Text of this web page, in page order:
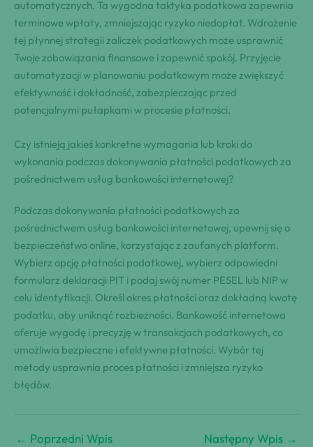
automatycznych. Ta wygodna taktyka podatkowa zapewnia
terminowe wpłaty, zmniejszając ryzyko niedopłat. Wdrożenie
tej płynnej strategii zaliczek podatkowych może usprawnić
Twoje zobowiązania finansowe i zapewnić spokój. Przyjęcie
automatyzacji w planowaniu podatkowym może zwiększyć
efektywność i dokładność, zabezpieczając przed
potencjalnymi pułapkami w procesie płatności.
Czy istnieją jakieś konkretne wymagania lub kroki do
wykonania podczas dokonywania płatności podatkowych za
pośrednictwem usług bankowości internetowej?
Podczas dokonywania płatności podatkowych za
pośrednictwem usług bankowości internetowej, upewnij się o
bezpieczeństwo online, korzystając z zaufanych platform.
Wybierz opcję płatności podatkowej, wybierz odpowiedni
formularz deklaracji PIT i podaj swój numer PESEL lub NIP w
celu identyfikacji. Określ okres płatności oraz dokładną kwotę
podatku, aby uniknąć rozbieżności. Bankowość internetowa
oferuje wygodę i precyzję w transakcjach podatkowych, co
umożliwia bezpieczne i efektywne płatności. Wybór tej
metody usprawnia proces płatności i zmniejsza ryzyko
błędów.
← Poprzedni Wpis Następny Wpis →